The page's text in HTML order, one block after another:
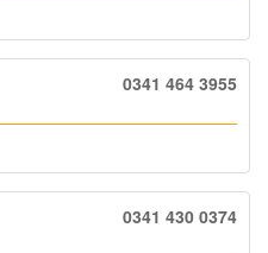
0341 464 3955
0341 430 0374